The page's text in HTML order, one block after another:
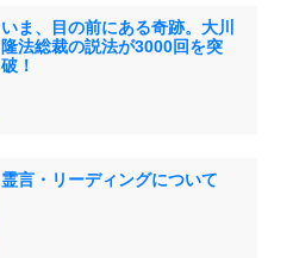
いま、目の前にある奇跡。大川
隆法総裁の説法が3000回を突
破！
霊言・リーディングについて